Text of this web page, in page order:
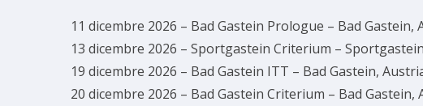
11 dicembre 2026 – Bad Gastein Prologue – Bad Gastein,
13 dicembre 2026 – Sportgastein Criterium –
19 dicembre 2026 – Bad Gastein ITT – Bad Gastein,
20 dicembre 2026 – Bad Gastein Criterium – Bad Gastein,